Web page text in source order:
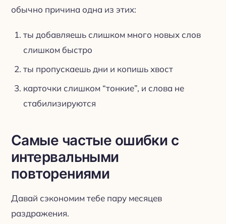
обычно причина одна из этих:
ты добавляешь слишком много новых слов
слишком быстро
ты пропускаешь дни и копишь хвост
карточки слишком “тонкие”, и слова не
стабилизируются
Самые частые ошибки с
интервальными
повторениями
Давай сэкономим тебе пару месяцев
раздражения.